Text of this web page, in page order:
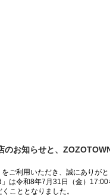
のお知らせと、
ご利用いただき、誠にありがと
は令和8年7月31日（金）
こととなりました。